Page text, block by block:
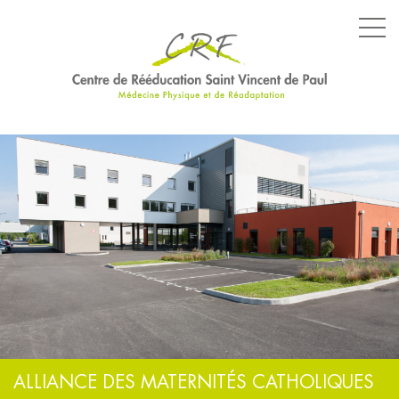
LE CENTRE
LES SERVICES
LES ÉQUIPEMENTS
PARCOURS SPÉCIFIQUES
NOS ENGAGEMENTS
ACTUALITÉS
ALLIANCE DES MATERNITÉS CATHOLIQUES